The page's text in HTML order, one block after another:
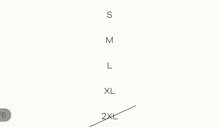
6
S
M
L
XL
2XL